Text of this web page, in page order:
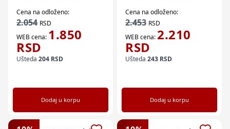
Cena na odloženo:
2.054 RSD
WEB cena: 1.850
RSD
Ušteda 204 RSD
Dodaj u korpu
Cena na odloženo:
2.453 RSD
WEB cena: 2.210
RSD
Ušteda 243 RSD
Dodaj u korpu